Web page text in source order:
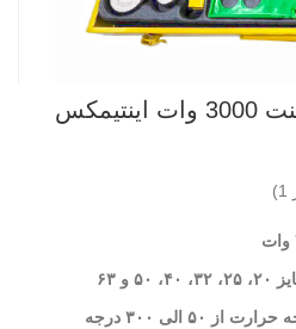
اتولوله سبز دو المنت 3000 وات اینتیمکس
1
)
دارای قابلیت تنظیم درجه حرارت از ۵۰ الی ۳۰۰ درجه